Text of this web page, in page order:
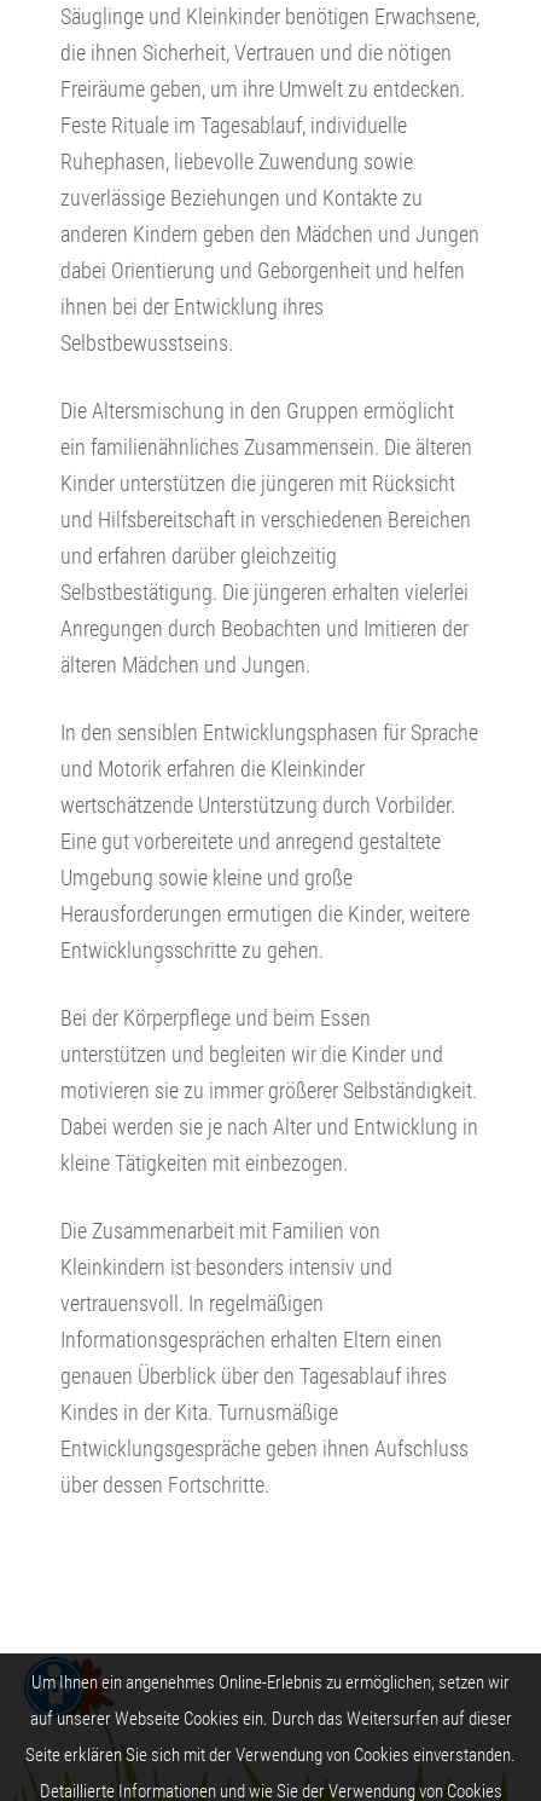
Säuglinge und Kleinkinder benötigen Erwachsene,
die ihnen Sicherheit, Vertrauen und die nötigen
Freiräume geben, um ihre Umwelt zu entdecken.
Feste Rituale im Tagesablauf, individuelle
Ruhephasen, liebevolle Zuwendung sowie
zuverlässige Beziehungen und Kontakte zu
anderen Kindern geben den Mädchen und Jungen
dabei Orientierung und Geborgenheit und helfen
ihnen bei der Entwicklung ihres
Selbstbewusstseins.
Die Altersmischung in den Gruppen ermöglicht
ein familienähnliches Zusammensein. Die älteren
Kinder unterstützen die jüngeren mit Rücksicht
und Hilfsbereitschaft in verschiedenen Bereichen
und erfahren darüber gleichzeitig
Selbstbestätigung. Die jüngeren erhalten vielerlei
Anregungen durch Beobachten und Imitieren der
älteren Mädchen und Jungen.
In den sensiblen Entwicklungsphasen für Sprache
und Motorik erfahren die Kleinkinder
wertschätzende Unterstützung durch Vorbilder.
Eine gut vorbereitete und anregend gestaltete
Umgebung sowie kleine und große
Herausforderungen ermutigen die Kinder, weitere
Entwicklungsschritte zu gehen.
Bei der Körperpflege und beim Essen
unterstützen und begleiten wir die Kinder und
motivieren sie zu immer größerer Selbständigkeit.
Dabei werden sie je nach Alter und Entwicklung in
kleine Tätigkeiten mit einbezogen.
Die Zusammenarbeit mit Familien von
Kleinkindern ist besonders intensiv und
vertrauensvoll. In regelmäßigen
Informationsgesprächen erhalten Eltern einen
genauen Überblick über den Tagesablauf ihres
Kindes in der Kita. Turnusmäßige
Entwicklungsgespräche geben ihnen Aufschluss
über dessen Fortschritte.
Um Ihnen ein angenehmes Online-Erlebnis zu ermöglichen, setzen wir
auf unserer Webseite Cookies ein. Durch das Weitersurfen auf dieser
Seite erklären Sie sich mit der Verwendung von Cookies einverstanden.
Detaillierte Informationen und wie Sie der Verwendung von Cookies